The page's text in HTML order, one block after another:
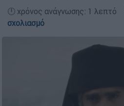
🕛 χρόνος ανάγνωσης: 1
σχολιασμό